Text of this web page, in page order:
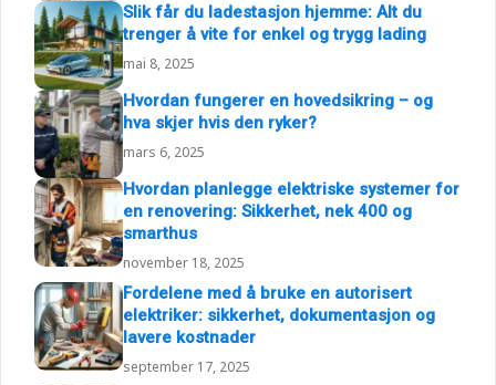
Slik får du ladestasjon hjemme: Alt du
trenger å vite for enkel og trygg lading
mai 8, 2025
Hvordan fungerer en hovedsikring – og
hva skjer hvis den ryker?
mars 6, 2025
Hvordan planlegge elektriske systemer for
en renovering: Sikkerhet, nek 400 og
smarthus
november 18, 2025
Fordelene med å bruke en autorisert
elektriker: sikkerhet, dokumentasjon og
lavere kostnader
september 17, 2025